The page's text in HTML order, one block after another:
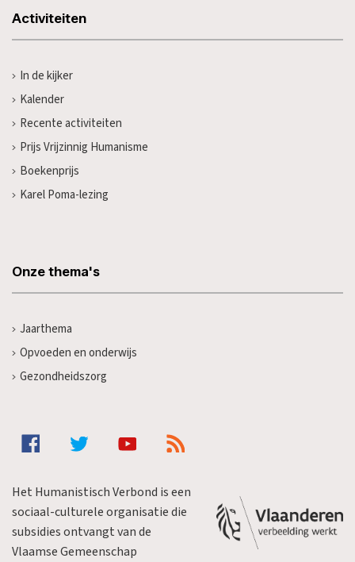
Activiteiten
In de kijker
Kalender
Recente activiteiten
Prijs Vrijzinnig Humanisme
Boekenprijs
Karel Poma-lezing
Onze thema's
Jaarthema
Opvoeden en onderwijs
Gezondheidszorg
Het Humanistisch Verbond is een
sociaal-culturele organisatie die
subsidies ontvangt van de
Vlaamse Gemeenschap